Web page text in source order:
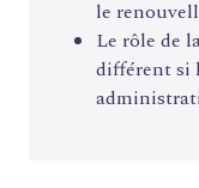
le
Le rôle de
différent si